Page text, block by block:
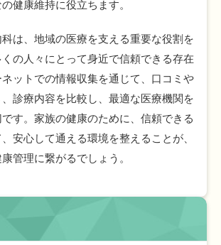
健康維持に役立ちます。
は、地域の医療を支える重要な役割を
の人々にとって身近で信頼できる存在
ットでの情報収集を通じて、口コミや
診療内容を比較し、最適な医療機関を
す。家族の健康のために、信頼できる
安心して通える環境を整えることが、
管理に繋がるでしょう。